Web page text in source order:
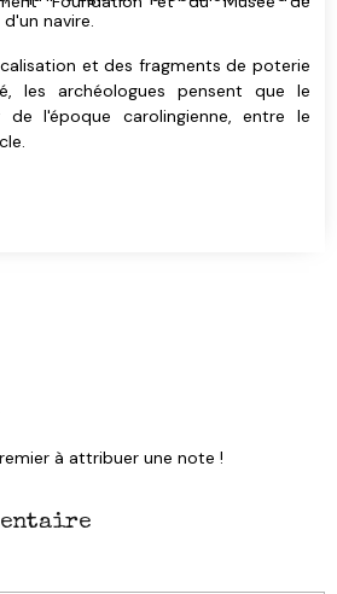
navire.
et des fragments de poterie
les archéologues pensent que le
l'époque carolingienne, entre le
à attribuer une note !